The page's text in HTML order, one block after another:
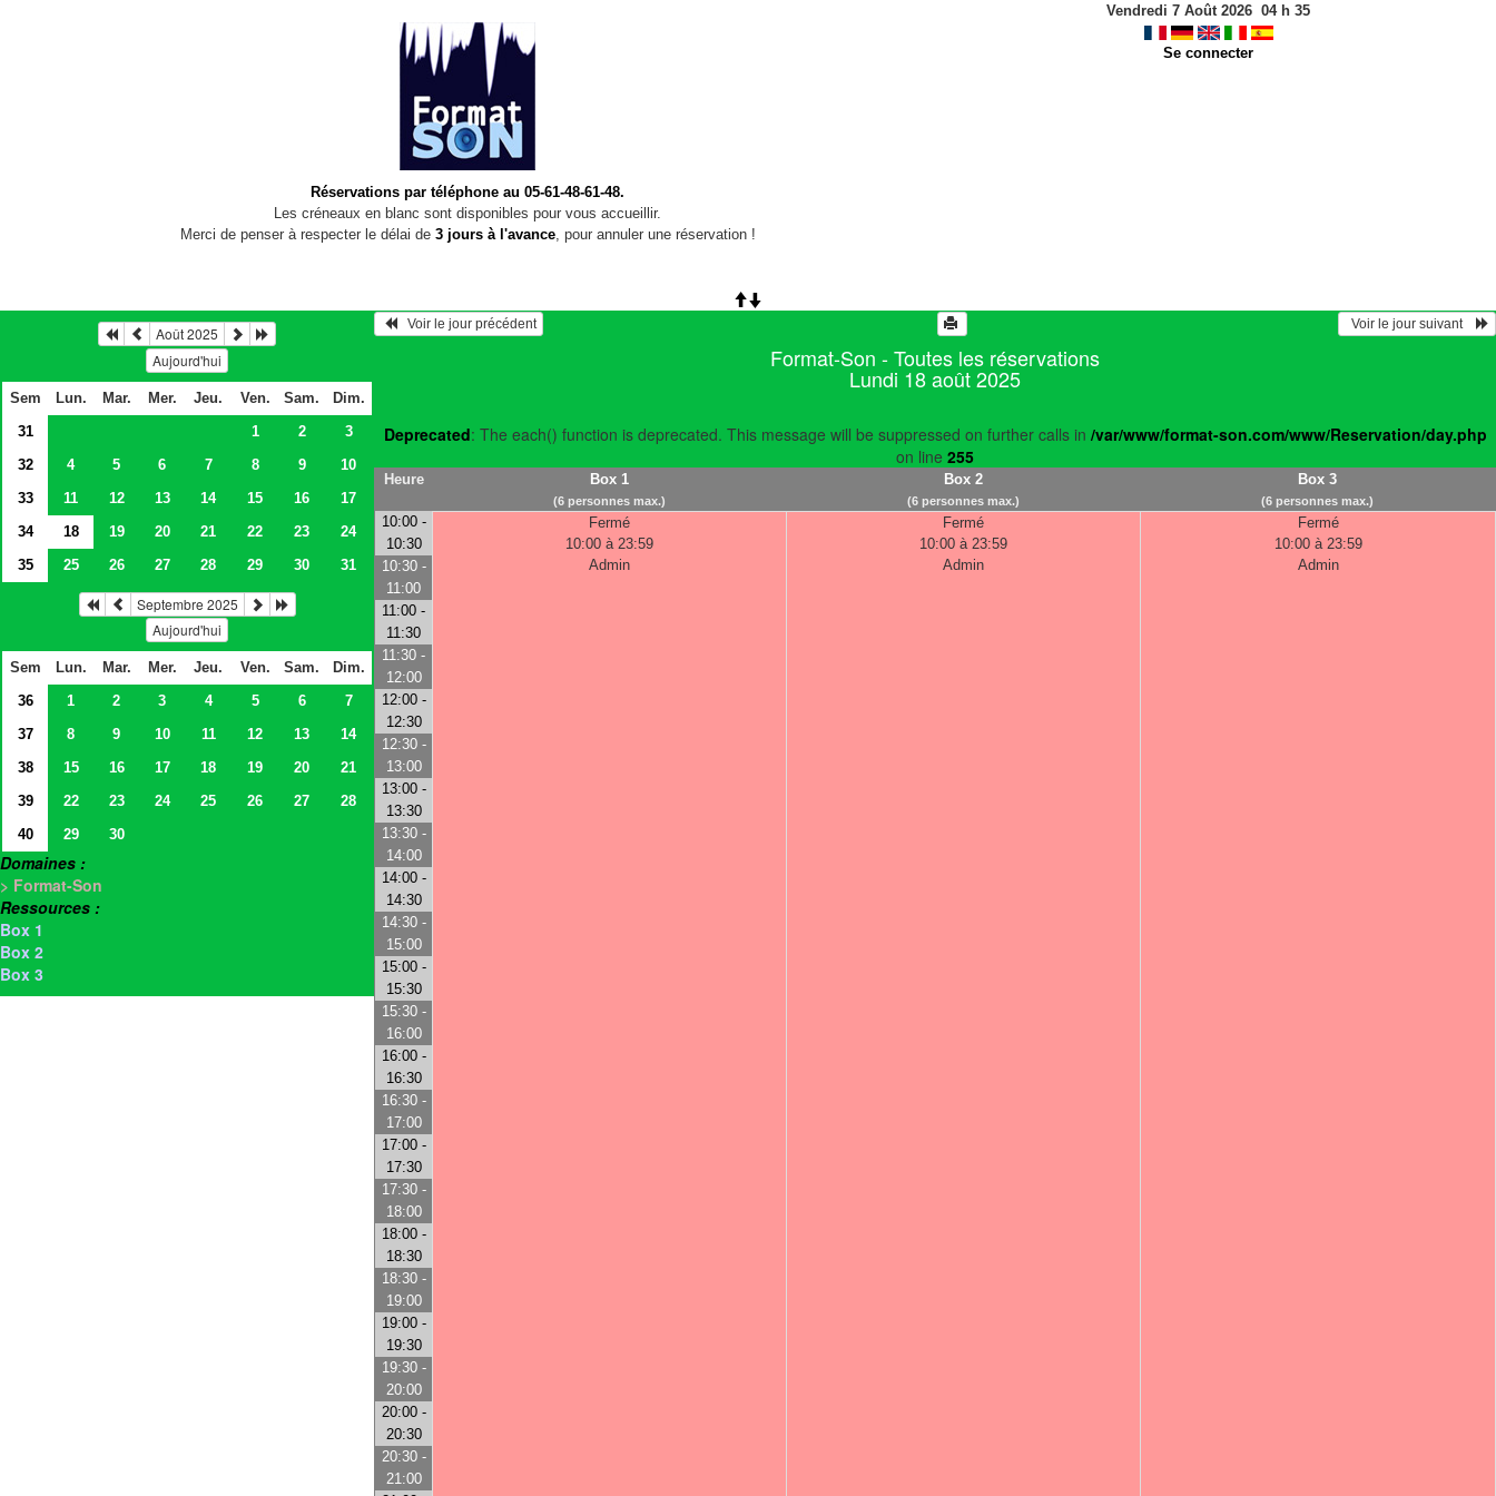
Réservations par téléphone au 05-61-48-61-48.
Les créneaux en blanc sont disponibles pour vous accueillir.
Merci de penser à respecter le délai de 3 jours à l'avance, pour annuler une réservation !
Vendredi 7 Août 2026 04h 35
Se connecter
Août 2025
Aujourd'hui
Sem Lun. Mar. Mer. Jeu. Ven. Sam.
Dim.
31
1 2
3
32
4 5 6 7 8 9
10
33
11 12 13 14 15 16
17
34
18 19 20 21 22 23
24
35
25 26 27 28 29 30 31
Septembre 2025
Aujourd'hui
Sem Lun. Mar. Mer. Jeu. Ven. Sam.
Dim.
36
1 2 3 4 5 6
7
37
8 9 10 11 12 13
14
38
15 16 17 18 19 20
21
39
22 23 24 25 26 27
28
40
29 30
Domaines :
> Format-Son
Ressources :
Box 1
Box 2
Box 3
   Voir le jour précédent
  Voir le jour suivant
Format-Son - Toutes les réservations
Lundi 18 août 2025
Deprecated: The each() function is deprecated. This message will be suppressed on further calls in /var/www/format-son.com/www/Reservation/day.php
on line 255
Heure Box 1
(6 personnes max.)
Box 2
(6 personnes max.)
Box 3
(6 personnes max.)
10:00 -
10:30
Fermé
10:00 à 23:59
Admin
Fermé
10:00 à 23:59
Admin
Fermé
10:00 à 23:59
Admin
10:30 -
11:00
11:00 -
11:30
11:30 -
12:00
12:00 -
12:30
12:30 -
13:00
13:00 -
13:30
13:30 -
14:00
14:00 -
14:30
14:30 -
15:00
15:00 -
15:30
15:30 -
16:00
16:00 -
16:30
16:30 -
17:00
17:00 -
17:30
17:30 -
18:00
18:00 -
18:30
18:30 -
19:00
19:00 -
19:30
19:30 -
20:00
20:00 -
20:30
20:30 -
21:00